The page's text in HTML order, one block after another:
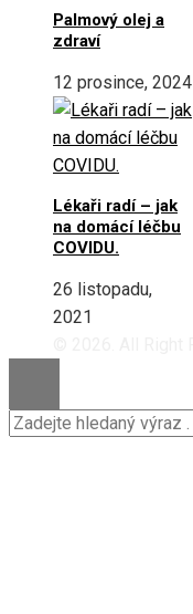
Palmový olej a
zdraví
12 prosince, 2024
Lékaři radí – jak
na domácí léčbu
COVIDU.
26 listopadu,
2021